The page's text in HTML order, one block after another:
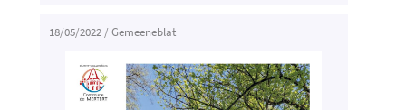
18/05/2022/Gemeeneblat